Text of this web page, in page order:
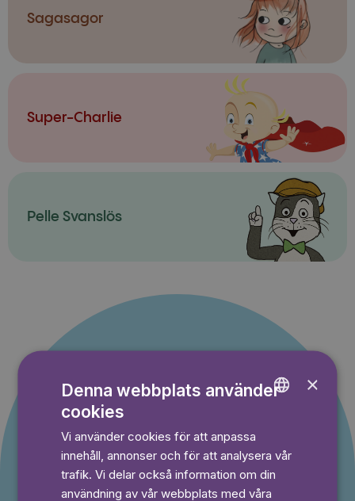
Sagasagor
Super-Charlie
Pelle Svanslös
Erbjudande till nya
kunder
Du betalar inget under provperioden och kan
avsluta din prenumeration när som helst.
×
Denna webbplats använder
cookies
Vi använder cookies för att anpassa
innehåll, annonser och för att analysera vår
trafik. Vi delar också information om din
användning av vår webbplats med våra